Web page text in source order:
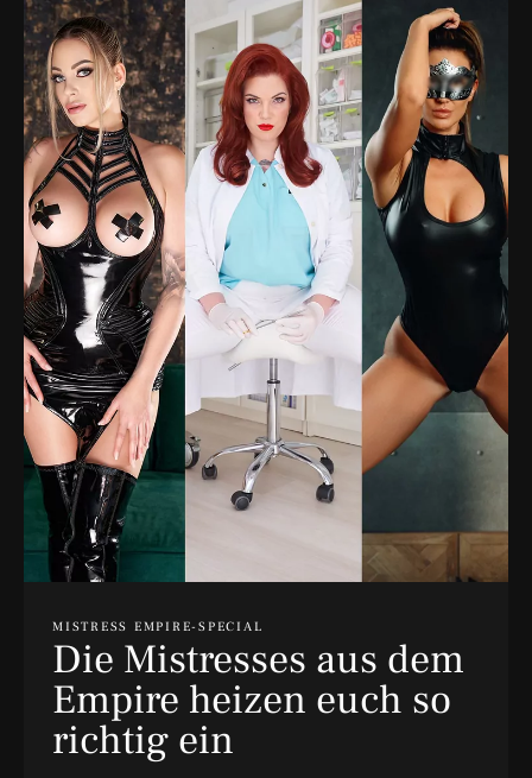
MISTRESS EMPIRE-SPECIAL
Die Mistresses aus dem
Empire heizen euch so
richtig ein